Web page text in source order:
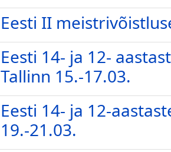
Eesti II
Eesti 14- ja 12-
Tallinn 15.-17.03.
Eesti 14- ja 12-
19.-21.03.